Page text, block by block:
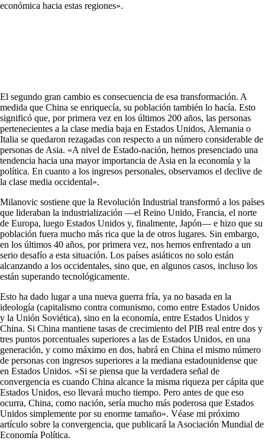
económica hacia estas regiones».
El segundo gran cambio es consecuencia de esa transformación. A
medida que China se enriquecía, su población también lo hacía. Esto
significó que, por primera vez en los últimos 200 años, las personas
pertenecientes a la clase media baja en Estados Unidos, Alemania o
Italia se quedaron rezagadas con respecto a un número considerable de
personas de Asia. «A nivel de Estado-nación, hemos presenciado una
tendencia hacia una mayor importancia de Asia en la economía y la
política. En cuanto a los ingresos personales, observamos el declive de
la clase media occidental».
Milanovic sostiene que la Revolución Industrial transformó a los países
que lideraban la industrialización —el Reino Unido, Francia, el norte
de Europa, luego Estados Unidos y, finalmente, Japón— e hizo que su
población fuera mucho más rica que la de otros lugares. Sin embargo,
en los últimos 40 años, por primera vez, nos hemos enfrentado a un
serio desafío a esta situación. Los países asiáticos no solo están
alcanzando a los occidentales, sino que, en algunos casos, incluso los
están superando tecnológicamente.
Esto ha dado lugar a una nueva guerra fría, ya no basada en la
ideología (capitalismo contra comunismo, como entre Estados Unidos
y la Unión Soviética), sino en la economía, entre Estados Unidos y
China. Si China mantiene tasas de crecimiento del PIB real entre dos y
tres puntos porcentuales superiores a las de Estados Unidos, en una
generación, y como máximo en dos, habrá en China el mismo número
de personas con ingresos superiores a la mediana estadounidense que
en Estados Unidos. «Si se piensa que la verdadera señal de
convergencia es cuando China alcance la misma riqueza per cápita que
Estados Unidos, eso llevará mucho tiempo. Pero antes de que eso
ocurra, China, como nación, sería mucho más poderosa que Estados
Unidos simplemente por su enorme tamaño». Véase mi próximo
artículo sobre la convergencia, que publicará la Asociación Mundial de
Economía Política.